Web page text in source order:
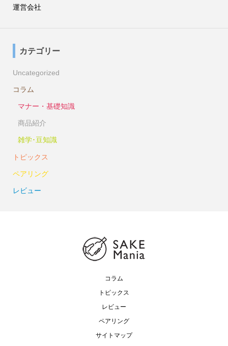
運営会社
カテゴリー
Uncategorized
コラム
マナー・基礎知識
商品紹介
雑学･豆知識
トピックス
ペアリング
レビュー
コラム
トピックス
レビュー
ペアリング
サイトマップ